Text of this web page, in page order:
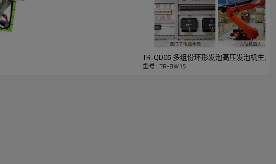
TR-QD05 多组份环形发泡高压发泡机生
型号 : TR-BW15